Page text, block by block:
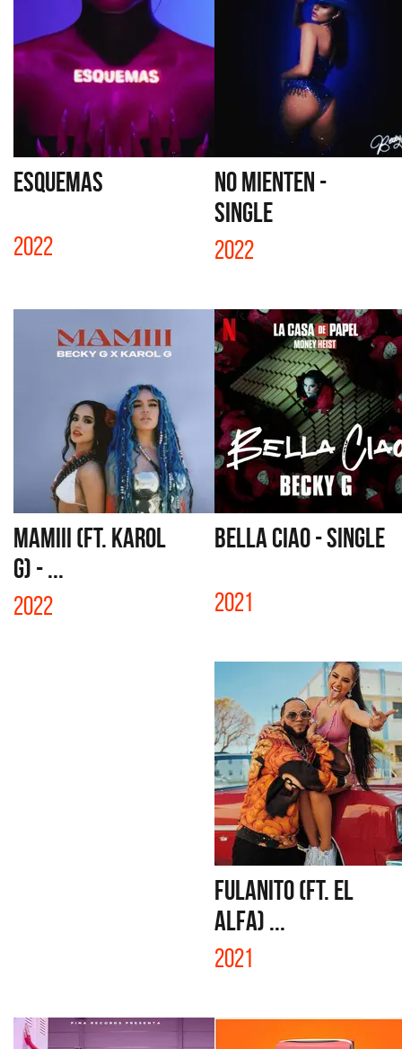
ESQUEMAS
2022
NO MIENTEN -
SINGLE
2022
MAMIII (FT. KAROL
G) - ...
2022
BELLA CIAO - SINGLE
2021
FULANITO (FT. EL
ALFA) ...
2021